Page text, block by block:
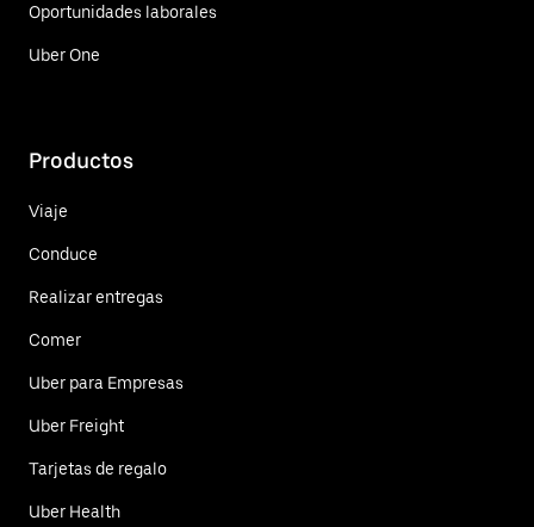
Oportunidades laborales
Uber One
Productos
Viaje
Conduce
Realizar entregas
Comer
Uber para Empresas
Uber Freight
Tarjetas de regalo
Uber Health